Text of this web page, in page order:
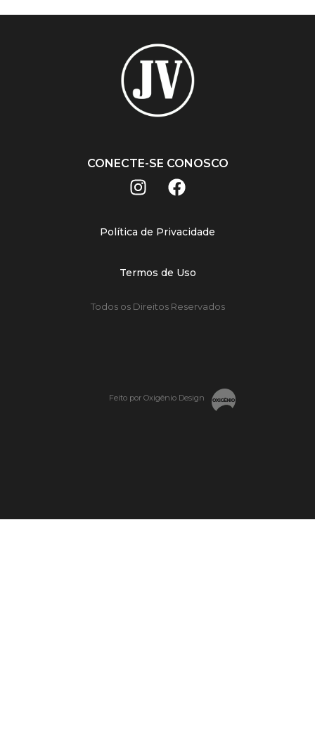
CONECTE-SE CONOSCO
Política de Privacidade
Termos de Uso
Todos os Direitos Reservados
Feito por Oxigênio Design